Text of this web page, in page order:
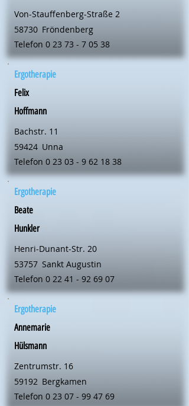
Von-Stauffenberg-Straße 2
58730 Fröndenberg
Telefon 0 23 73 - 7 05 38
Ergotherapie
Felix
Hoffmann
Bachstr. 11
59424 Unna
Telefon 0 23 03 - 9 62 18 38
Ergotherapie
Beate
Hunkler
Henri-Dunant-Str. 20
53757 Sankt Augustin
Telefon 0 22 41 - 92 69 07
Ergotherapie
Annemarie
Hülsmann
Zentrumstr. 16
59192 Bergkamen
Telefon 0 23 07 - 99 47 69